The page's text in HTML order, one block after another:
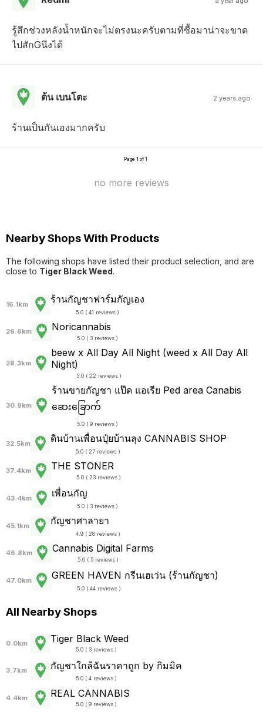
รู้สึกช่วงหลังน้ำหนักจะไม่ตรงนะครับตามที่ซื้อมาน่าจะขาด
ไปสักGนึงได้
ต้น เบนโตะ 2 years ago
ร้านเป็นกันเองมากครับ
Page 1 of 1
no more reviews
Nearby Shops With Products
The following shops have listed their product selection, and are
close to Tiger Black Weed.
16.1km ร้านกัญชาฟาร์มกัญเอง
5.0 ( 41 reviews )
26.6km Noricannabis
5.0 ( 3 reviews )
28.3km
beew x All Day All Night (weed x All Day All
Night)
5.0 ( 22 reviews )
30.9km
ร้านขายกัญชา แป๊ด แอเรีย Ped area Canabis
ဆေးခြောက်
5.0 ( 9 reviews )
32.5km ดินบ้านเพื่อนปุ๋ยบ้านลุง CANNABIS SHOP
5.0 ( 27 reviews )
37.4km THE STONER
5.0 ( 23 reviews )
43.4km เพื่อนกัญ
5.0 ( 3 reviews )
45.1km กัญชาศาลายา
4.9 ( 28 reviews )
46.8km Cannabis Digital Farms
5.0 ( 5 reviews )
47.0km GREEN HAVEN กรีนเฮเว่น (ร้านกัญชา)
5.0 ( 44 reviews )
All Nearby Shops
0.0km Tiger Black Weed
5.0 ( 3 reviews )
3.7km กัญชาใกล้ฉันราคาถูก by กิมมิค
5.0 ( 4 reviews )
4.4km REAL CANNABIS
5.0 ( 9 reviews )